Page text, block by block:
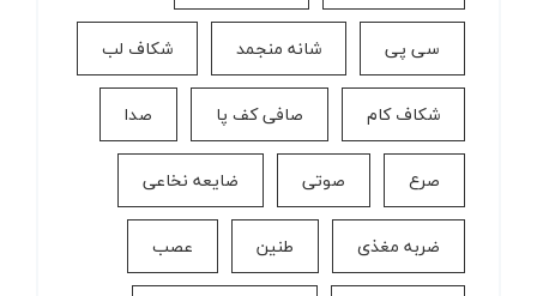
سی پی شانه منجمد شکاف لب
شکاف کام صافی کف پا صدا
صرع صوتی ضایعه نخاعی
ضربه مغذی طنین عصب